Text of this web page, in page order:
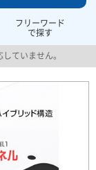
フリーワード
で探す
ていません。